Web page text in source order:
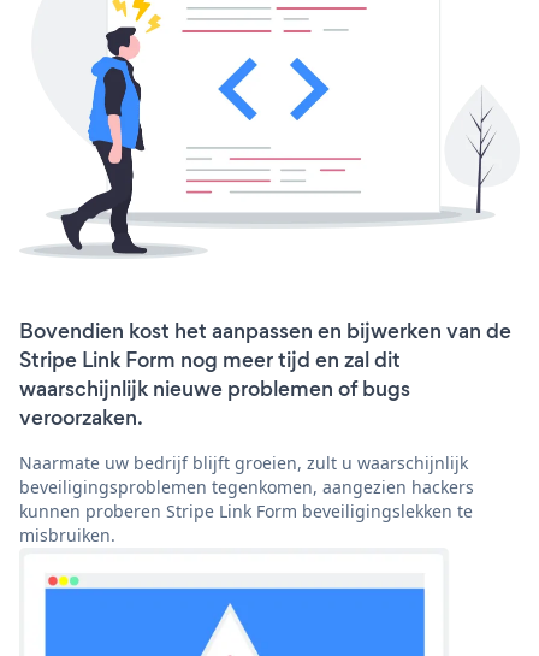
Bovendien kost het aanpassen en bijwerken van de
Stripe Link Form nog meer tijd en zal dit
waarschijnlijk nieuwe problemen of bugs
veroorzaken.
Naarmate uw bedrijf blijft groeien, zult u waarschijnlijk
beveiligingsproblemen tegenkomen, aangezien hackers
kunnen proberen Stripe Link Form beveiligingslekken te
misbruiken.